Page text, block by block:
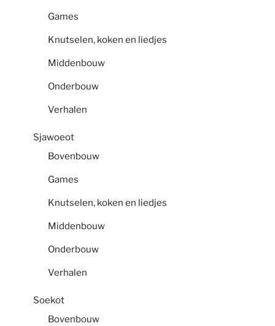
Games
Knutselen, koken en liedjes
Middenbouw
Onderbouw
Verhalen
Sjawoeot
Bovenbouw
Games
Knutselen, koken en liedjes
Middenbouw
Onderbouw
Verhalen
Soekot
Bovenbouw